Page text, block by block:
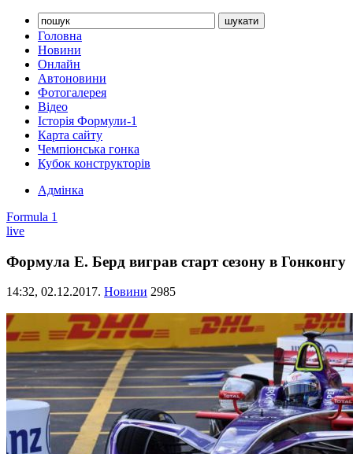
Головна
Новини
Онлайн
Автоновини
Фотогалерея
Відео
Історія Формули-1
Карта сайту
Чемпіонська гонка
Кубок конструкторів
Адмінка
Formula 1
live
Формула Е. Берд виграв старт сезону в Гонконгу
14:32, 02.12.2017. Новини 2985